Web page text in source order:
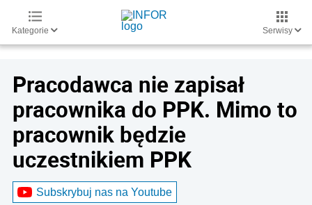
Kategorie Serwisy
Pracodawca nie zapisał
pracownika do PPK. Mimo to
pracownik będzie
uczestnikiem PPK
Subskrybuj nas na Youtube